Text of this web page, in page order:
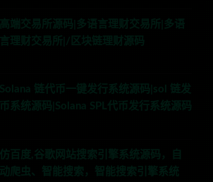
高端交易所源码|多语言理财交易所|多语
言理财交易所|/区块链理财源码
Solana 链代币一键发行系统源码|sol 链发
币系统源码|Solana SPL代币发行系统源码
仿百度,谷歌网站搜索引擎系统源码，自
动爬虫、智能搜索，智能搜索引擎系统